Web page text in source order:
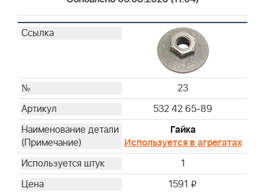
23
532 42 65-89
Гайка
Используется в агрегатах
1
1591 i